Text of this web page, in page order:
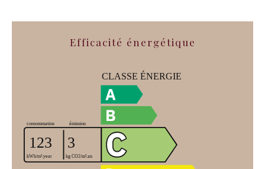
Efficacité énergétique